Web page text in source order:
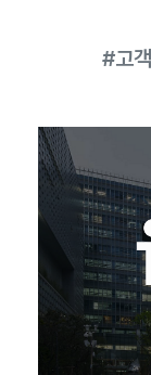
#고